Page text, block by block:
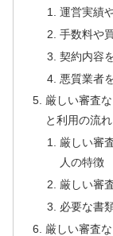
運営実績
手数料や
契約内容
悪質業者
厳しい審査
と利用の流れ
厳しい審
人の特徴
厳しい審
必要な書
厳しい審査